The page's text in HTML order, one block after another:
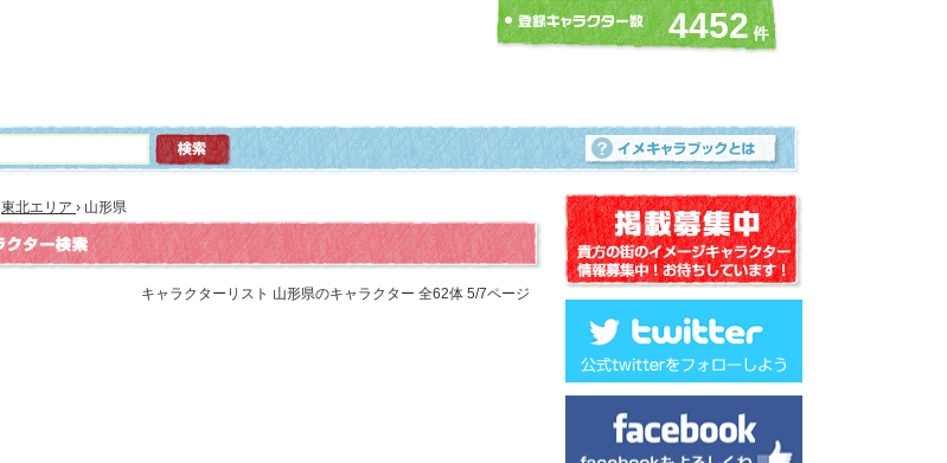
4452
東北エリア › 山形県
キャラクターリスト 山形県のキャラクター 全62体 5/7ページ